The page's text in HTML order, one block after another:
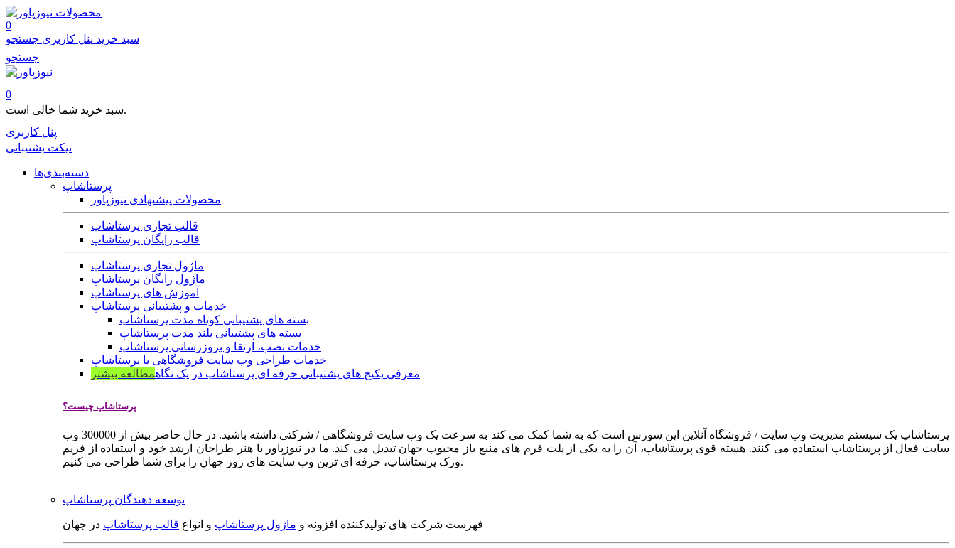
محصولات
0
سبد خرید پنل کاربری جستجو
جستجو
0
سبد خرید شما خالی است.
پنل کاربری
تیکت پشتیبانی
دسته‌بندی‌ها
پرستاشاپ
محصولات پیشنهادی نیوزپاور
قالب تجاری پرستاشاپ
قالب رایگان پرستاشاپ
ماژول تجاری پرستاشاپ
ماژول رایگان پرستاشاپ
آموزش های پرستاشاپ
خدمات و پشتیبانی پرستاشاپ
بسته های پشتیبانی کوتاه مدت پرستاشاپ
بسته های پشتیبانی بلند مدت پرستاشاپ
خدمات نصب، ارتقا و بروزرسانی پرستاشاپ
خدمات طراحی وب سایت فروشگاهی با پرستاشاپ
معرفی پکیج های پشتیبانی حرفه ای پرستاشاپ در یک نگاهمطالعه بیشتر
پرستاشاپ چیست؟
پرستاشاپ یک سیستم مدیریت وب سایت / فروشگاه آنلاین اپن سورس است که به شما کمک می کند به سرعت یک وب سایت فروشگاهی / شرکتی داشته باشید. در حال حاضر بیش از 300000 وب
سایت فعال از پرستاشاپ استفاده می کنند. هسته قوی پرستاشاپ، آن را به یکی از پلت فرم های منبع باز محبوب جهان تبدیل می کند. ما در نیوزپاور با هنر طراحان ارشد خود و استفاده از فریم
ورک پرستاشاپ، حرفه ای ترین وب سایت های روز جهان را برای شما طراحی می کنیم.
توسعه دهندگان پرستاشاپ
فهرست شرکت های تولیدکننده افزونه و ماژول پرستاشاپ و انواع قالب پرستاشاپ در جهان